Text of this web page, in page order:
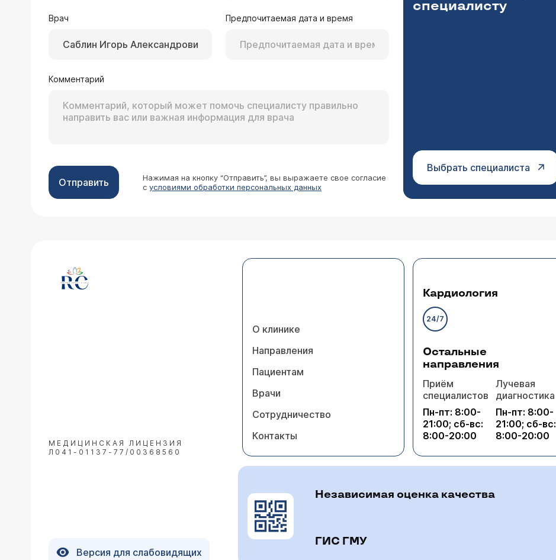
Врач Предпочитаемая дата и время
Комментарий
Отправить
Нажимая на кнопку “Отправить”, вы выражаете свое согласие
с условиями обработки персональных данных
специалисту
Выбрать специалиста
МЕДИЦИНСКАЯ ЛИЦЕНЗИЯ
Л041-01137-77/00368560
О клинике
Направления
Пациентам
Врачи
Сотрудничество
Контакты
Кардиология
24/7
Остальные
направления
Приём
специалистов
Пн-пт: 8:00-
21:00; сб-вс:
8:00-20:00
Лучевая
диагностика
Пн-пт: 8:00-
21:00; сб-вс:
8:00-20:00
Версия для слабовидящих
Независимая оценка качества
ГИС ГМУ